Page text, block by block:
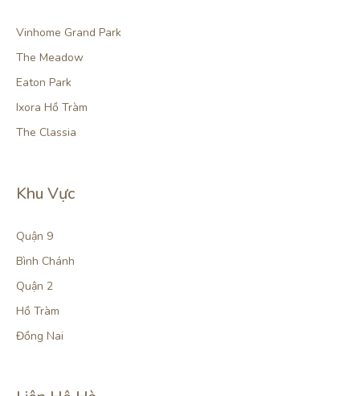
Vinhome Grand Park
The Meadow
Eaton Park
Ixora Hồ Tràm
The Classia
Khu Vực
Quận 9
Bình Chánh
Quận 2
Hồ Tràm
Đồng Nai